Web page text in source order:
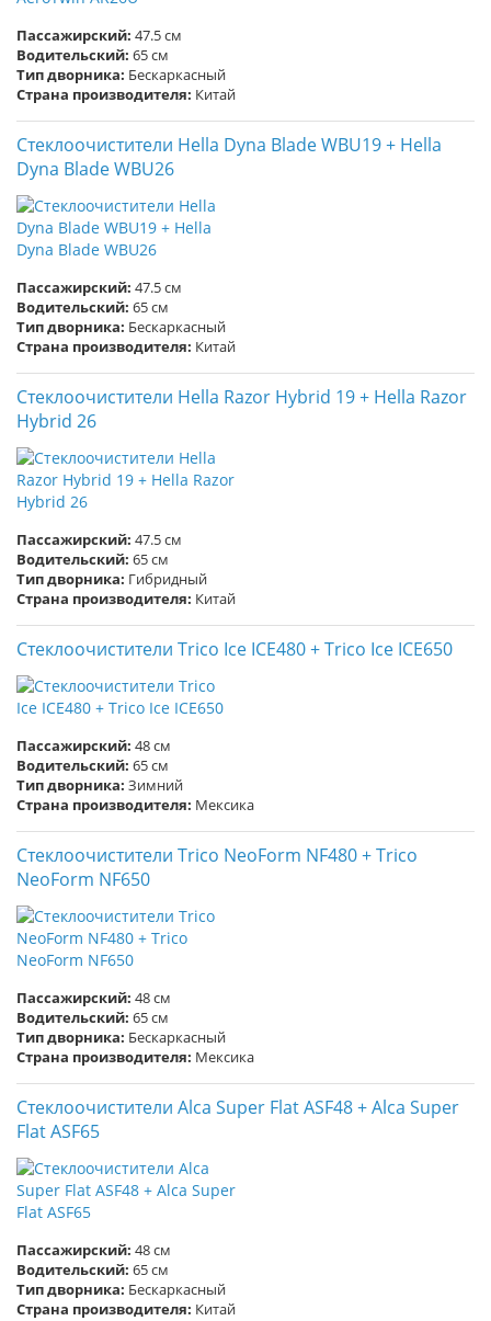
Пассажирский: 47.5 см
Водительский: 65 см
Тип дворника: Бескаркасный
Страна производителя: Китай
Стеклоочистители Hella Dyna Blade WBU19 + Hella
Dyna Blade WBU26
Пассажирский: 47.5 см
Водительский: 65 см
Тип дворника: Бескаркасный
Страна производителя: Китай
Стеклоочистители Hella Razor Hybrid 19 + Hella Razor
Hybrid 26
Пассажирский: 47.5 см
Водительский: 65 см
Тип дворника: Гибридный
Страна производителя: Китай
Стеклоочистители Trico Ice ICE480 + Trico Ice ICE650
Пассажирский: 48 см
Водительский: 65 см
Тип дворника: Зимний
Страна производителя: Мексика
Стеклоочистители Trico NeoForm NF480 + Trico
NeoForm NF650
Пассажирский: 48 см
Водительский: 65 см
Тип дворника: Бескаркасный
Страна производителя: Мексика
Стеклоочистители Alca Super Flat ASF48 + Alca Super
Flat ASF65
Пассажирский: 48 см
Водительский: 65 см
Тип дворника: Бескаркасный
Страна производителя: Китай